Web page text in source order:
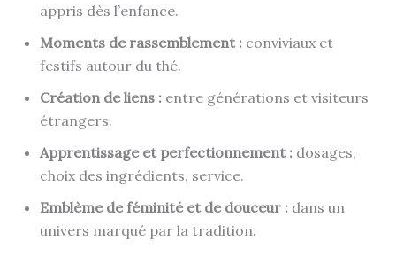
appris dès l’enfance.
Moments de rassemblement : conviviaux et
festifs autour du thé.
Création de liens :entre générations et visiteurs
étrangers.
Apprentissage et perfectionnement :dosages,
choix des ingrédients, service.
Emblème de féminité et de douceur :dans un
univers marqué par la tradition.